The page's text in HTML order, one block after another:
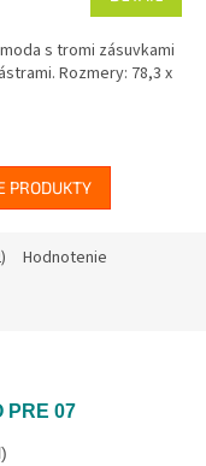
M
O
s tromi zásuvkami
Rozmery: 78,3 x
PRODUKTY
Hodnotenie
PRE 07